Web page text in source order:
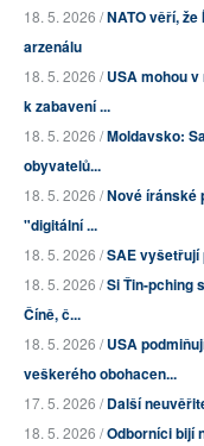
18. 5. 2026 /NATO věří,
arzenálu
18. 5. 2026 /USA mohou
k zabavení ...
18. 5. 2026 /Moldavsko:
obyvatelů...
18. 5. 2026 /Nové íránské
"digitální ...
18. 5. 2026 /SAE vyšetřují
18. 5. 2026 /Si Ťin-pching
Číně, č...
18. 5. 2026 /USA
veškerého obohacen...
17. 5. 2026 /Další
18. 5. 2026 /Odborníci bijí